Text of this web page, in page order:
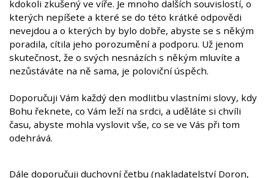
kdokoli zkušený ve víře. Je mnoho dalších souvislostí, o
kterých nepíšete a které se do této krátké odpovědi
nevejdou a o kterých by bylo dobře, abyste se s někým
poradila, cítila jeho porozumění a podporu. Už jenom
skutečnost, že o svých nesnázích s někým mluvíte a
nezůstáváte na ně sama, je poloviční úspěch.
Doporučuji Vám každý den modlitbu vlastními slovy, kdy
Bohu řeknete, co Vám leží na srdci, a uděláte si chvíli
času, abyste mohla vyslovit vše, co se ve Vás při tom
odehrává.
Dále doporučuji duchovní četbu (nakladatelství Doron,